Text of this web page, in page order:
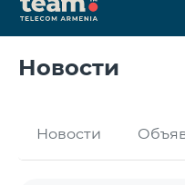
Новости
Новости